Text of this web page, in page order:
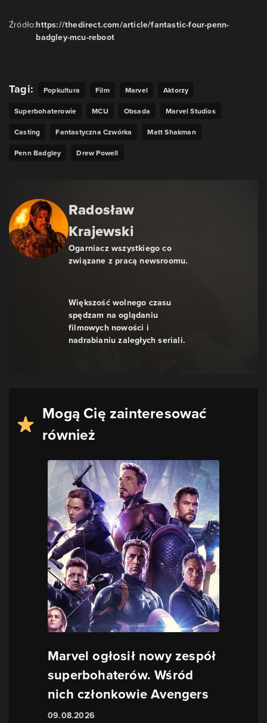
Źródło:https://thedirect.com/article/fantastic-four-penn-
badgley-mcu-reboot
Tagi: Popkultura Film Marvel
Aktorzy
Superbohaterowie
MCU Obsada
Marvel Studios
Casting
Fantastyczna Czwórka
Matt Shakman
Penn Badgley
Drew Powell
Radosław
Krajewski
Ogarniacz wszystkiego co
związane z pracą newsroomu.
Większość wolnego czasu
spędzam na oglądaniu
filmowych nowości i
nadrabianiu zaległych seriali.
Mogą Cię zainteresować
również
Marvel ogłosił nowy zespół
superbohaterów. Wśród
nich członkowie Avengers
09.08.2026